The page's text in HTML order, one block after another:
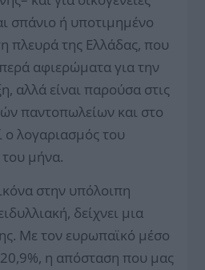
σπάνιο ή υποτιμημένο
πλευρά της Ελλάδας, που
αφιερώματα για την
αλλά είναι παρούσα στις
παντοπωλείων και στο
ο λογαριασμός του
μήνα.
στην υπόλοιπη
δείχνει μια
Με τον ευρωπαϊκό μέσο
20,9%, η απόσταση που μας